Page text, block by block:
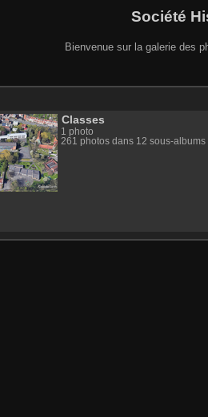
Société
Bienvenue sur la galerie des
Classes
1 photo
261 photos dans 12 sous-albums